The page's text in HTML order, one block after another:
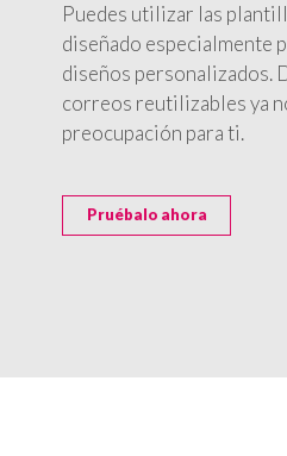
Puedes utilizar las
diseñado especialmente
diseños personalizados.
correos reutilizables ya
preocupación para ti.
Pruébalo ahora